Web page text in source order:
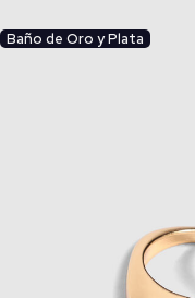
Baño de Oro y Plata